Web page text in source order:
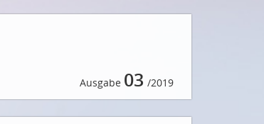
Ausgabe 03 /2019